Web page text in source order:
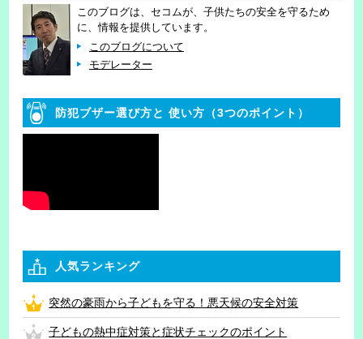
このブログは、セコムが、子供たちの安全を守るため
に、情報を提供しています。
このブログについて
モデレーター
防犯ブザー選び方と 使い方（3つのポイント）
人気ランキング
突然の豪雨から子どもを守る！悪天候の安全対策
子どもの熱中症対策と症状チェックのポイント